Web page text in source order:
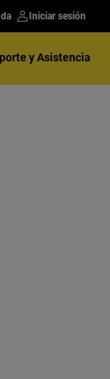
Iniciar sesión
y Asistencia